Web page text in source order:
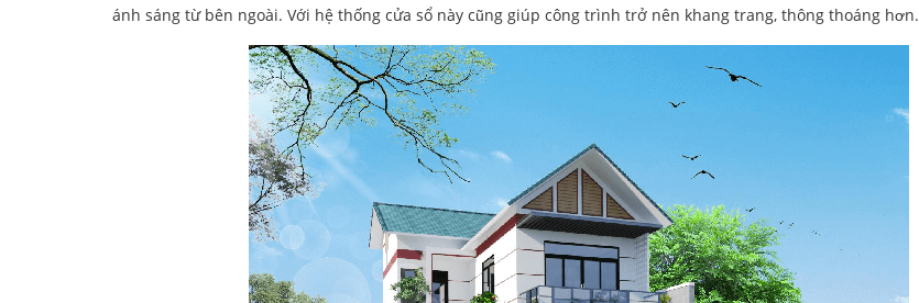
ánh sáng từ bên ngoài. Với hệ thống cửa sổ này cũng giúp công trình trở nên khang trang, thông thoáng hơn.